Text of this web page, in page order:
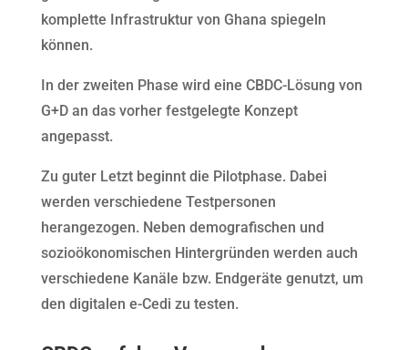
komplette Infrastruktur von Ghana spiegeln
können.
In der zweiten Phase wird eine CBDC-Lösung von
G+D an das vorher festgelegte Konzept
angepasst.
Zu guter Letzt beginnt die Pilotphase. Dabei
werden verschiedene Testpersonen
herangezogen. Neben demografischen und
sozioökonomischen Hintergründen werden auch
verschiedene Kanäle bzw. Endgeräte genutzt, um
den digitalen e-Cedi zu testen.